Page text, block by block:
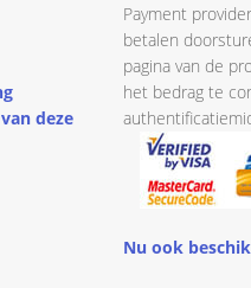
deze
Payment
betalen
pagina van de
het bedrag te
Nu ook